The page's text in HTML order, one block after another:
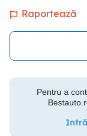
Raportează
Pentru a